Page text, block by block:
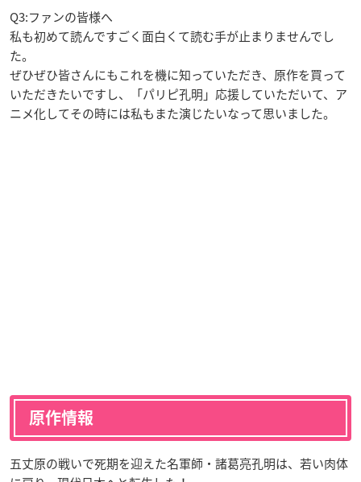
Q3:ファンの皆様へ
私も初めて読んですごく面白くて読む手が止まりませんでし
た。
ぜひぜひ皆さんにもこれを機に知っていただき、原作を買って
いただきたいですし、「パリピ孔明」応援していただいて、ア
ニメ化してその時には私もまた演じたいなって思いました。
原作情報
五丈原の戦いで死期を迎えた名軍師・諸葛亮孔明は、若い肉体